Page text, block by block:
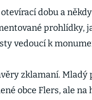
dobu a
prohlídky,
vedoucí k
zklamaní. Mladý
obce Flers, ale na